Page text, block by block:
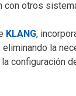
con otros
KLANG,
la
configuración